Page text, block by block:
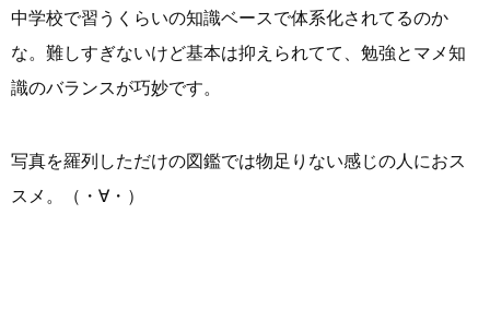
中学校で習うくらいの知識ベースで体系化されてるのか
な。難しすぎないけど基本は抑えられてて、勉強とマメ知
識のバランスが巧妙です。
写真を羅列しただけの図鑑では物足りない感じの人におス
スメ。（・∀・）